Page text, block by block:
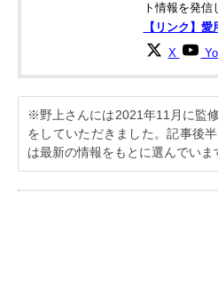
ト情報を発信
【リンク】
X
※野上さんには2021年11月に監
をしていただきました。記事後
は最新の情報をもとに選んでいま